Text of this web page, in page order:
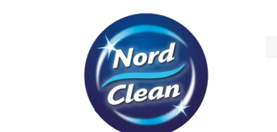
← Edellinen kuva